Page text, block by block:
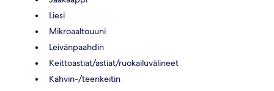
Liesi
Mikroaaltouuni
Leivänpaahdin
Keittoastiat/astiat/ruokailuvälineet
Kahvin-/teenkeitin